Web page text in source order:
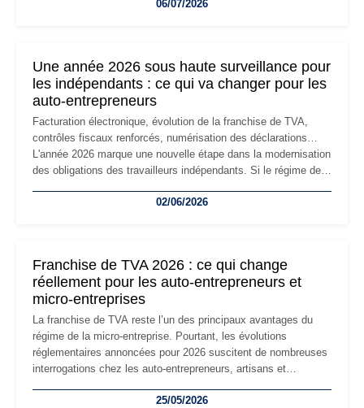
professionnels, recrutement, image de marque… Le
06/07/2026
Une année 2026 sous haute surveillance pour
les indépendants : ce qui va changer pour les
auto-entrepreneurs
Facturation électronique, évolution de la franchise de TVA,
contrôles fiscaux renforcés, numérisation des déclarations…
L'année 2026 marque une nouvelle étape dans la modernisation
des obligations des travailleurs indépendants. Si le régime de
les auto-entrepreneurs devront s'adapter à un environnement
02/06/2026
Franchise de TVA 2026 : ce qui change
réellement pour les auto-entrepreneurs et
micro-entreprises
La franchise de TVA reste l’un des principaux avantages du
régime de la micro-entreprise. Pourtant, les évolutions
réglementaires annoncées pour 2026 suscitent de nombreuses
interrogations chez les auto-entrepreneurs, artisans et
facturation ou risque de bascule vers la TVA : les règles
25/05/2026